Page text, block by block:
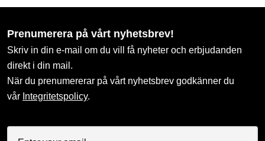
Prenumerera på vårt nyhetsbrev!
Skriv in din e-mail om du vill få nyheter och erbjudanden
direkt i din mail.
När du prenumererar på vårt nyhetsbrev godkänner du
vår Integritetspolicy.